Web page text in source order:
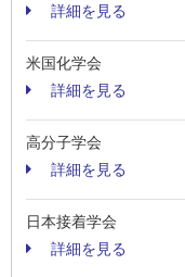
詳細を見る
米国化学会
詳細を見る
高分子学会
詳細を見る
日本接着学会
詳細を見る